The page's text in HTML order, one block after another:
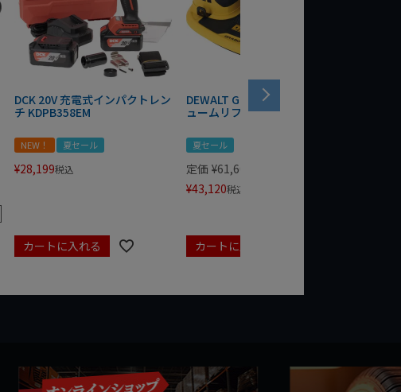
DCK 20V 充電式インパクトレン
チ KDPB358EM
NEW！ 夏セール
¥28,199税込
カートに入れる
DEWALT GRABO 18V電動バキ
ュームリフター DCE590N-XJ
夏セール
定価 ¥61,600
¥43,120税込
カートに入れる